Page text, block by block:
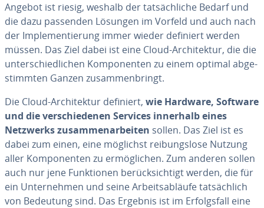
Angebot ist riesig, weshalb der tat­säch­li­che Bedarf und
die dazu passenden Lösungen im Vorfeld und auch nach
der Im­ple­men­tie­rung immer wieder definiert werden
müssen. Das Ziel dabei ist eine Cloud-Ar­chi­tek­tur, die die
un­ter­schied­li­chen Kom­po­nen­ten zu einem optimal ab­ge­
stimm­ten Ganzen zu­sam­men­bringt.
Die Cloud-Ar­chi­tek­tur definiert, wie Hardware, Software
und die ver­schie­de­nen Services innerhalb eines
Netzwerks zu­sam­men­ar­bei­ten sollen. Das Ziel ist es
dabei zum einen, eine möglichst rei­bungs­lo­se Nutzung
aller Kom­po­nen­ten zu er­mög­li­chen. Zum anderen sollen
auch nur jene Funk­tio­nen be­rück­sich­tigt werden, die für
ein Un­ter­neh­men und seine Ar­beits­ab­läu­fe tat­säch­lich
von Bedeutung sind. Das Ergebnis ist im Er­folgs­fall eine